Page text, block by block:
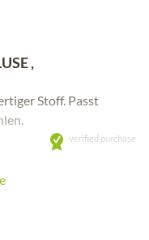
,
Stoff. Passt
verified purchase